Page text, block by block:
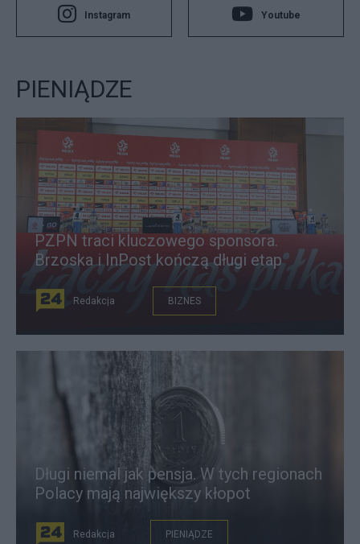
Instagram Youtube
PIENIĄDZE
PZPN traci kluczowego sponsora.
Brzoska i InPost kończą długi etap
Redakcja BIZNES
Długi niemal jak pensja. W tych regionach
Polacy mają największy kłopot
Redakcja PIENIĄDZE